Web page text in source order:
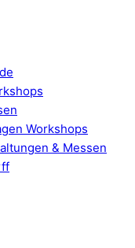
Workshops
& Messen